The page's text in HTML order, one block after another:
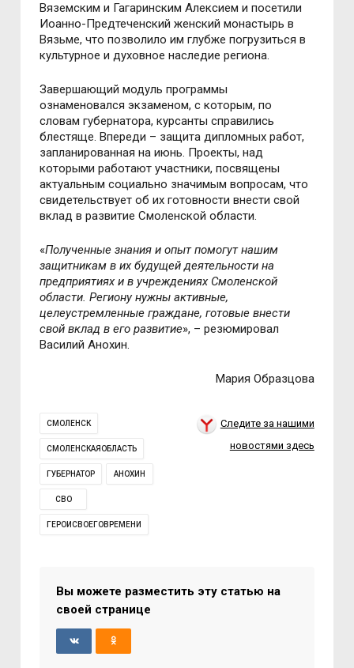
Вяземским и Гагаринским Алексием и посетили
Иоанно-Предтеченский женский монастырь в
Вязьме, что позволило им глубже погрузиться в
культурное и духовное наследие региона.
Завершающий модуль программы
ознаменовался экзаменом, с которым, по
словам губернатора, курсанты справились
блестяще. Впереди – защита дипломных работ,
запланированная на июнь. Проекты, над
которыми работают участники, посвящены
актуальным социально значимым вопросам, что
свидетельствует об их готовности внести свой
вклад в развитие Смоленской области.
«Полученные знания и опыт помогут нашим
защитникам в их будущей деятельности на
предприятиях и в учреждениях Смоленской
области. Региону нужны активные,
целеустремленные граждане, готовые внести
свой вклад в его развитие», – резюмировал
Василий Анохин.
Мария Образцова
СМОЛЕНСК
СМОЛЕНСКАЯОБЛАСТЬ
ГУБЕРНАТОР АНОХИН
СВО
ГЕРОИСВОЕГОВРЕМЕНИ
Следите за нашими
новостями здесь
Вы можете разместить эту статью на
своей странице